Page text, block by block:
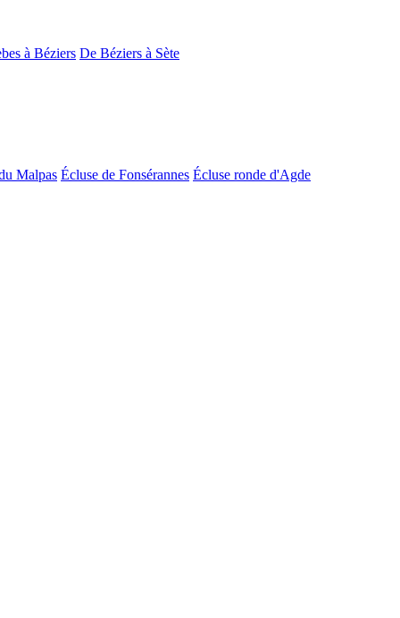
à Béziers De Béziers à Sète
Malpas Écluse de Fonsérannes Écluse ronde d'Agde